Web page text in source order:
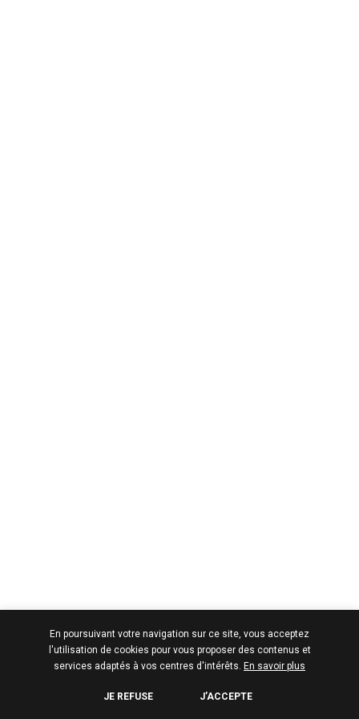
En poursuivant votre navigation sur ce site, vous acceptez
l'utilisation de cookies pour vous proposer des contenus et
services adaptés à vos centres d'intérêts. En savoir plus
JE REFUSE J’ACCEPTE